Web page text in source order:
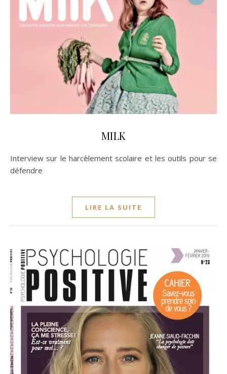
MILK
Interview sur le harcèlement scolaire et les outils pour se
défendre
LIRE LA SUITE